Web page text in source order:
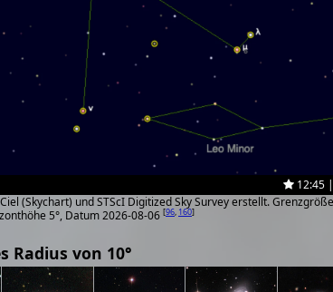
12:45
(Skychart) und STScI Digitized Sky Survey erstellt.
5°, Datum 2026-08-06 [96, 160]
Radius von 10°